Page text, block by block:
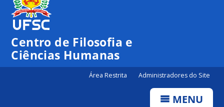
Centro de Filosofia e
Ciências Humanas
Área Restrita Administradores do Site
MENU